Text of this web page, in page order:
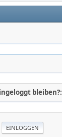
bleiben?: